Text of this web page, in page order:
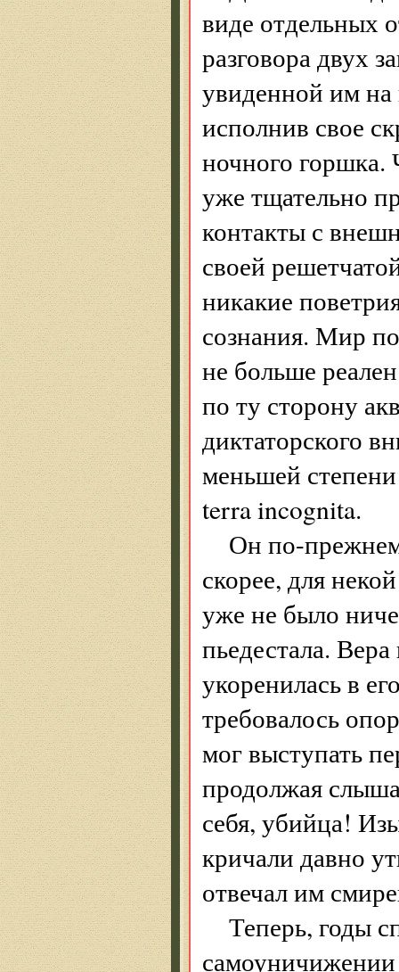
виде отдельных
разговора двух
увиденной им на
исполнив свое
ночного горшка.
уже тщательно
контакты с
своей
никакие
сознания. Мир
не больше
по ту сторону
диктаторского
меньшей
terra incognita.
Он по-
скорее, для
уже не было
пьедестала.
укоренилась в
требовалось
мог выступать
продолжая
себя, убийца!
кричали давно
отвечал им
Теперь, годы